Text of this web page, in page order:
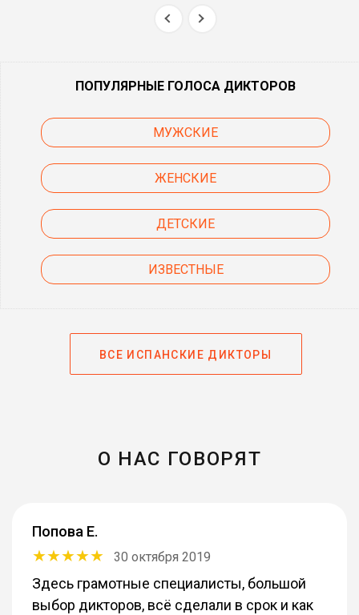
ПОПУЛЯРНЫЕ ГОЛОСА ДИКТОРОВ
МУЖСКИЕ
ЖЕНСКИЕ
ДЕТСКИЕ
ИЗВЕСТНЫЕ
ВСЕ ИСПАНСКИЕ ДИКТОРЫ
О НАС ГОВОРЯТ
Попова Е.
30 октября 2019
Здесь грамотные специалисты, большой
выбор дикторов, всё сделали в срок и как